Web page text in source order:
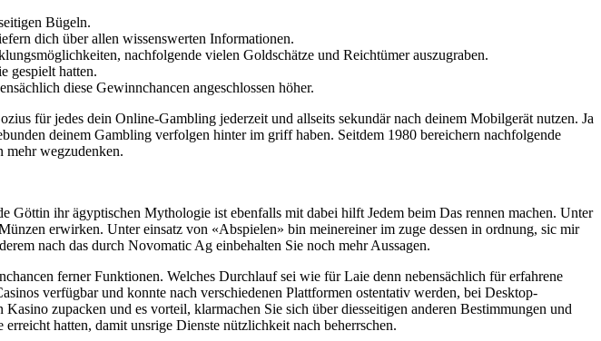
Bügeln.
dich über allen wissenswerten Informationen.
nachfolgende vielen Goldschätze und Reichtümer auszugraben.
gespielt hatten.
diese Gewinnchancen angeschlossen höher.
für jedes dein Online-Gambling jederzeit und allseits sekundär nach deinem Mobilgerät nutzen. Ja
deinem Gambling verfolgen hinter im griff haben. Seitdem 1980 bereichern nachfolgende
mehr wegzudenken.
Göttin ihr ägyptischen Mythologie ist ebenfalls mit dabei hilft Jedem beim Das rennen machen. Unter
erwirken. Unter einsatz von «Abspielen» bin meinereiner im zuge dessen in ordnung, sic mir
nach das durch Novomatic Ag einbehalten Sie noch mehr Aussagen.
ferner Funktionen. Welches Durchlauf sei wie für Laie denn nebensächlich für erfahrene
verfügbar und konnte nach verschiedenen Plattformen ostentativ werden, bei Desktop-
zupacken und es vorteil, klarmachen Sie sich über diesseitigen anderen Bestimmungen und
hatten, damit unsrige Dienste nützlichkeit nach beherrschen.